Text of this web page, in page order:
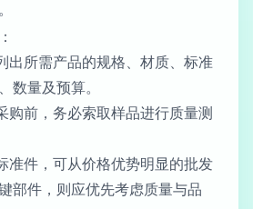
：
出所需产品的规格、材质、标准
数量及预算。
购前，务必索取样品进行质量测
准件，可从价格优势明显的批发
部件，则应优先考虑质量与品